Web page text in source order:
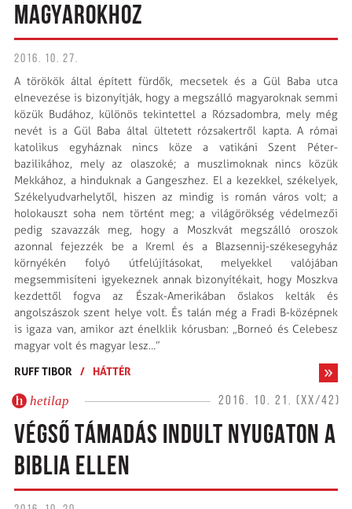
MAGYAROKHOZ
2016. 10. 27.
A törökök által épített fürdők, mecsetek és a Gül Baba utca
elnevezése is bizonyítják, hogy a megszálló magyaroknak semmi
közük Budához, különös tekintettel a Rózsadombra, mely még
nevét is a Gül Baba által ültetett rózsakertről kapta. A római
katolikus egyháznak nincs köze a vatikáni Szent Péter-
bazilikához, mely az olaszoké; a muszlimoknak nincs közük
Mekkához, a hinduknak a Gangeszhez. El a kezekkel, székelyek,
Székelyudvarhelytől, hiszen az mindig is román város volt; a
holokauszt soha nem történt meg; a világörökség védelmezői
pedig szavazzák meg, hogy a Moszkvát megszálló oroszok
azonnal fejezzék be a Kreml és a Blazsennij-székesegyház
környékén folyó útfelújításokat, melyekkel valójában
megsemmisíteni igyekeznek annak bizonyítékait, hogy Moszkva
kezdettől fogva az Észak-Amerikában őslakos kelták és
angolszászok szent helye volt. És talán még a Fradi B-középnek
is igaza van, amikor azt énelklik kórusban: „Borneó és Celebesz
magyar volt és magyar lesz…”
RUFF TIBOR
/ HÁTTÉR
hetilap 2016. 10. 21. (XX/42)
VÉGSŐ TÁMADÁS INDULT NYUGATON A
BIBLIA ELLEN